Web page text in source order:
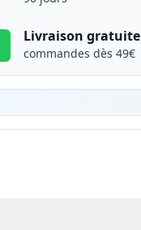
Livraison gratuite
commandes dès 49€